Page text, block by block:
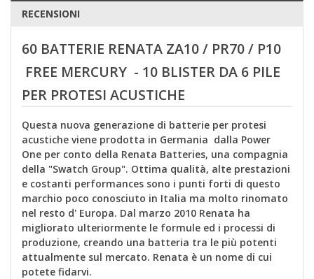
RECENSIONI
60 BATTERIE RENATA ZA10 / PR70 / P10
FREE MERCURY - 10 BLISTER DA 6 PILE
PER PROTESI ACUSTICHE
Questa nuova generazione di batterie per protesi
acustiche viene prodotta in Germania dalla Power
One per conto della Renata Batteries, una compagnia
della "Swatch Group". Ottima qualità, alte prestazioni
e costanti performances sono i punti forti di questo
marchio poco conosciuto in Italia ma molto rinomato
nel resto d' Europa. Dal marzo 2010 Renata ha
migliorato ulteriormente le formule ed i processi di
produzione, creando una batteria tra le più potenti
attualmente sul mercato. Renata è un nome di cui
potete fidarvi.